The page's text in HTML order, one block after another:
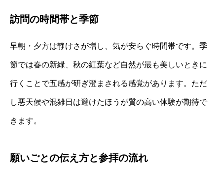
訪問の時間帯と季節
早朝・夕方は静けさが増し、気が安らぐ時間帯です。季
節では春の新緑、秋の紅葉など自然が最も美しいときに
行くことで五感が研ぎ澄まされる感覚があります。ただ
し悪天候や混雑日は避けたほうが質の高い体験が期待で
きます。
願いごとの伝え方と参拝の流れ